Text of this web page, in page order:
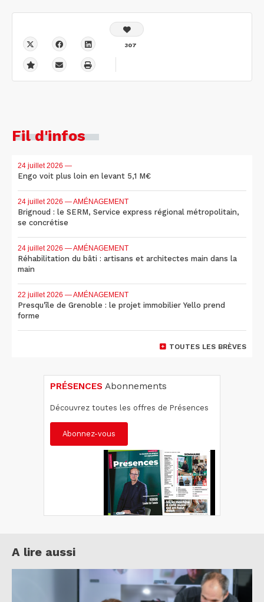
307
Fil d'infos
24 juillet 2026 —
Engo voit plus loin en levant 5,1 M€
24 juillet 2026 — AMÉNAGEMENT
Brignoud : le SERM, Service express régional métropolitain,
se concrétise
24 juillet 2026 — AMÉNAGEMENT
Réhabilitation du bâti : artisans et architectes main dans la
main
22 juillet 2026 — AMÉNAGEMENT
Presqu'île de Grenoble : le projet immobilier Yello prend
forme
TOUTES LES BRÈVES
PRÉSENCES Abonnements
Découvrez toutes les offres de Présences
Abonnez-vous
A lire aussi